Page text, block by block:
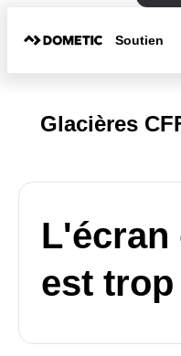
Soutien
Glacières
L'écran
est